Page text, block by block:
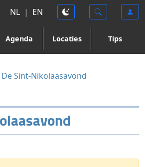
NL | EN
Agenda Locaties Tips
De Sint-Nikolaasavond